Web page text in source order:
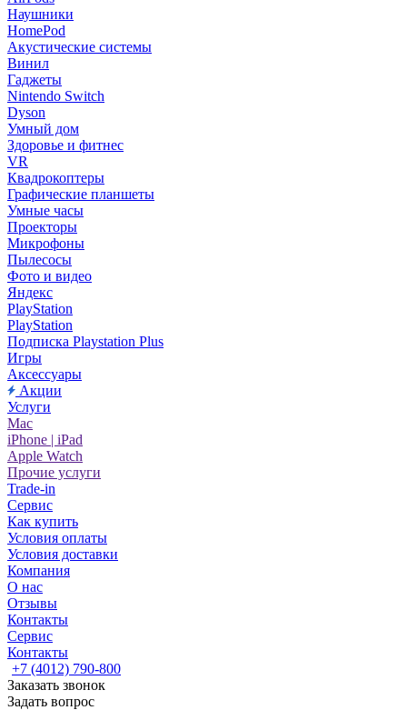
Наушники
HomePod
Акустические системы
Винил
Гаджеты
Nintendo Switch
Dyson
Умный дом
Здоровье и фитнес
VR
Квадрокоптеры
Графические планшеты
Умные часы
Проекторы
Микрофоны
Пылесосы
Фото и видео
Яндекс
PlayStation
PlayStation
Подписка Playstation Plus
Игры
Аксессуары
Акции
Услуги
Mac
iPhone | iPad
Apple Watch
Прочие услуги
Trade-in
Сервис
Как купить
Условия оплаты
Условия доставки
Компания
О нас
Отзывы
Контакты
Сервис
Контакты
+7 (4012) 790-800
Заказать звонок
Задать вопрос